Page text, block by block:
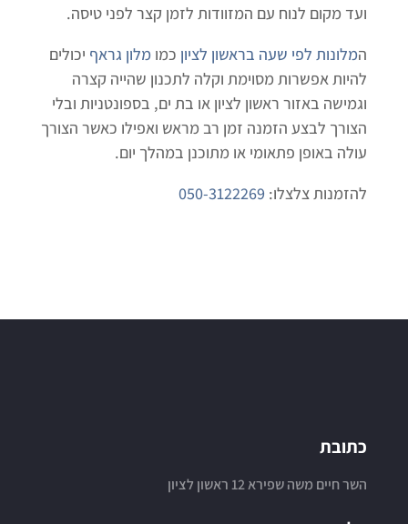
ועד מקום לנוח עם המזוודות לזמן קצר לפני טיסה.
המלונות לפי שעה בראשון לציון כמו מלון גראף יכולים
להיות אפשרות מסוימת וקלה לתכנון שהייה קצרה
וגמישה באזור ראשון לציון או בת ים, בספונטניות ובלי
הצורך לבצע הזמנה זמן רב מראש ואפילו כאשר הצורך
עולה באופן פתאומי או מתוכנן במהלך יום.
להזמנות צלצלו: 050-3122269
כתובת
השר חיים משה שפירא 12 ראשון לציון